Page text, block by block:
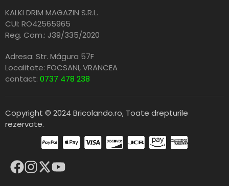
KALKI DRIM MAGAZIN S.R.L.
CUI: RO42565965
Reg. Com.: J39/335/2020
Adresa: Str. Măgura 57F
Localitate: FOCSANI,VRANCEA
contact: 0737 478 238
Copyright © 2024 Bricolando.ro, Toate drepturile
rezervate.